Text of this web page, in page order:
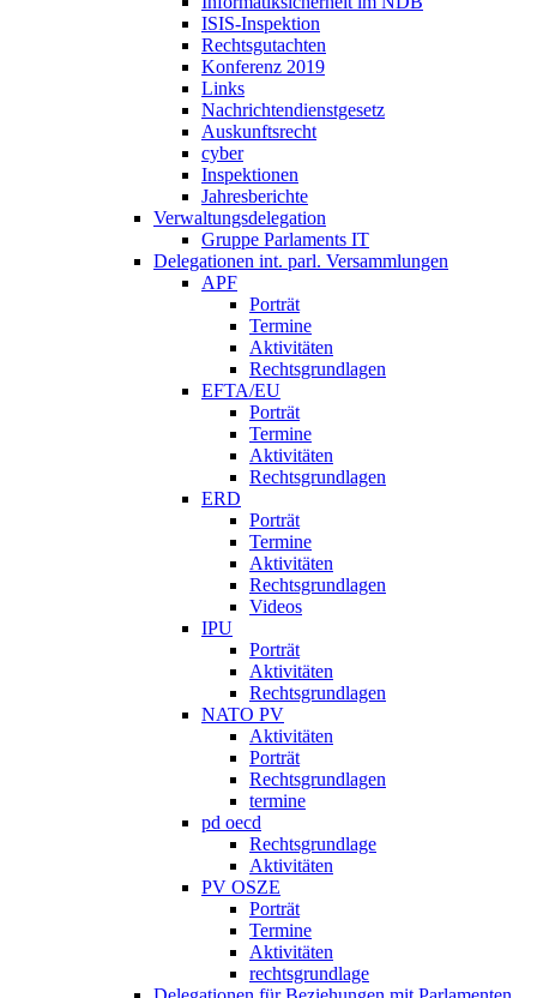
ISIS-Inspektion
Rechtsgutachten
Konferenz 2019
Links
Nachrichtendienstgesetz
Auskunftsrecht
cyber
Inspektionen
Jahresberichte
Verwaltungsdelegation
Gruppe Parlaments IT
Delegationen int. parl. Versammlungen
APF
Porträt
Termine
Aktivitäten
Rechtsgrundlagen
EFTA/EU
Porträt
Termine
Aktivitäten
Rechtsgrundlagen
ERD
Porträt
Termine
Aktivitäten
Rechtsgrundlagen
Videos
IPU
Porträt
Aktivitäten
Rechtsgrundlagen
NATO PV
Aktivitäten
Porträt
Rechtsgrundlagen
termine
pd oecd
Rechtsgrundlage
Aktivitäten
PV OSZE
Porträt
Termine
Aktivitäten
rechtsgrundlage